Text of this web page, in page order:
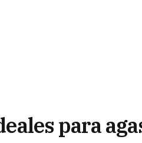
para